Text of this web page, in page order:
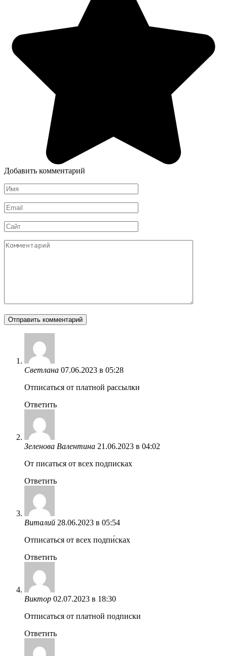
Добавить комментарий
Имя
*
Email
*
Сайт
Комментарий
Светлана 07.06.2023 в 05:28
Отписаться от платной рассылки
Ответить
Зеленова Валентина 21.06.2023 в 04:02
От писаться от всех подписках
Ответить
Виталий 28.06.2023 в 05:54
Отписаться от всех подпи́сках
Ответить
Виктор 02.07.2023 в 18:30
Отписаться от платной подписки
Ответить